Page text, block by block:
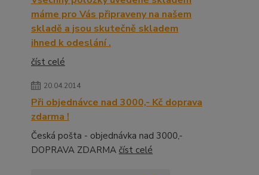
máme pro Vás připraveny na našem
skladě a jsou skutečně skladem
ihned k odeslání .
číst celé
20.04.2014
Při objednávce nad 3000,- Kč doprava
zdarma !
Česká pošta - objednávka nad 3000,-
DOPRAVA ZDARMA číst celé